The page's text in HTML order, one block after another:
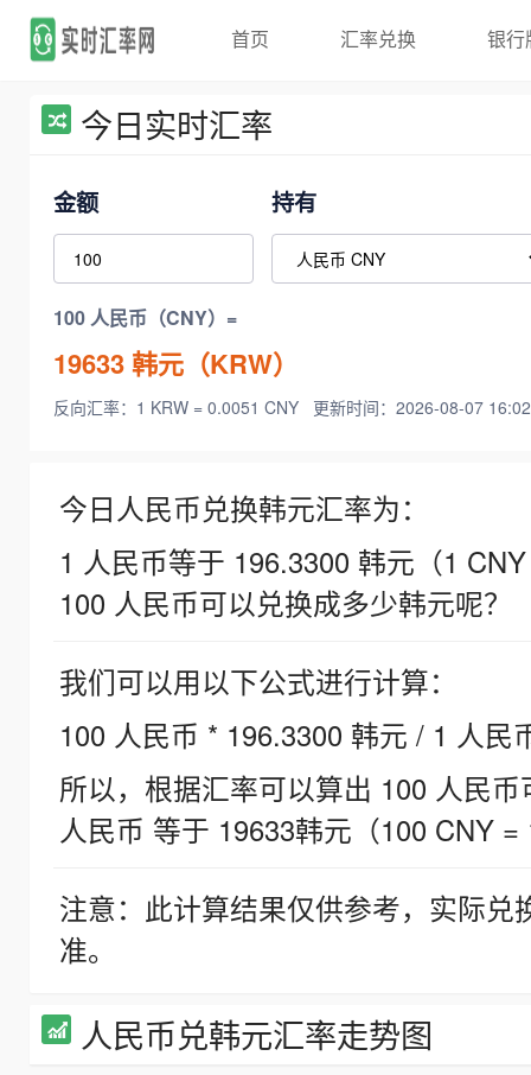
首页 汇率兑换 银行
今日实时汇率
金额 持有
100 人民币（CNY）=
19633韩元（KRW）
反向汇率：1 KRW = 0.0051 CNY 更新时间：2026-08-07
今日人民币兑换韩元汇率为：
1 人民币等于 196.3300 韩元（1
100 人民币可以兑换成多少韩元呢？
我们可以用以下公式进行计算：
100 人民币 * 196.3300 韩元 / 1 人民
所以，根据汇率可以算出 100 人民
人民币 等于 19633韩元（100 CNY =
注意：此计算结果仅供参考，实际
准。
人民币兑韩元汇率走势图